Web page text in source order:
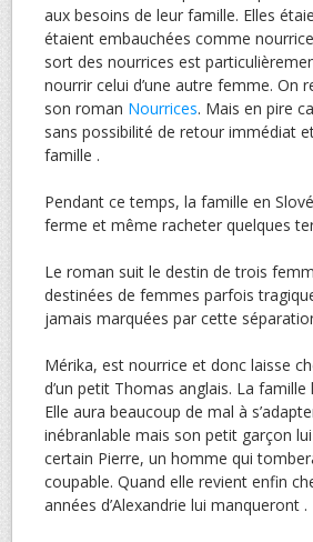
aux besoins de leur famille. Elles
étaient embauchées comme
sort des nourrices est
nourrir celui d’une autre femme. On
son roman Nourrices. Mais en pire
sans possibilité de retour immédiat
famille .
Pendant ce temps, la famille en
ferme et même racheter quelques
Le roman suit le destin de trois
destinées de femmes parfois
jamais marquées par cette
Mérika, est nourrice et donc laisse
d’un petit Thomas anglais. La
Elle aura beaucoup de mal à
inébranlable mais son petit garçon
certain Pierre, un homme qui
coupable. Quand elle revient enfin
années d’Alexandrie lui manqueront .